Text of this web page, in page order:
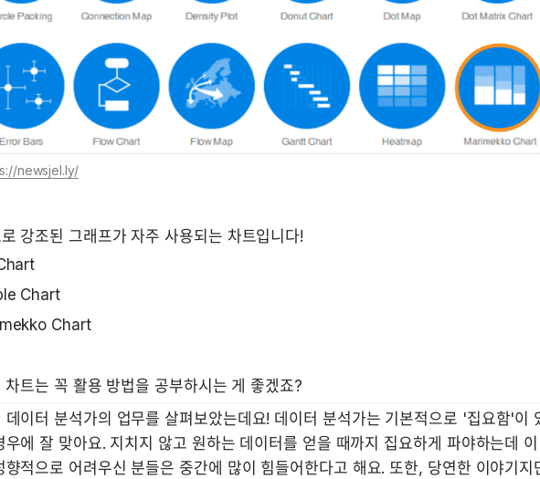
newsjel.ly/
강조된 그래프가 자주 사용되는 차트입니다!
Chart
Chart
차트는 꼭 활용 방법을 공부하시는 게 좋겠죠?
데이터 분석가의 업무를 살펴보았는데요! 데이터 분석가는 기본적으로 '집요함'이
우에 잘 맞아요. 지치지 않고 원하는 데이터를 얻을 때까지 집요하게 파야하는데 이
향적으로 어려우신 분들은 중간에 많이 힘들어한다고 해요. 또한, 당연한 이야기지